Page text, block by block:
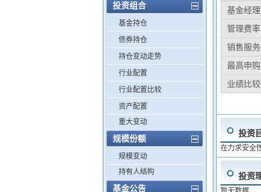
投资组合
基金持仓
债券持仓
持仓变动走势
行业配置
行业配置比较
资产配置
重大变动
规模份额
规模变动
持有人结构
基金公告
基金经理
管理费率
销售服
最高申
业绩比
投资
在力求安全
投资